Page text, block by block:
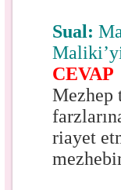
Sual:
CEVAP
Mezhep
riayet